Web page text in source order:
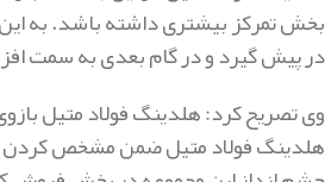
بخش تمرکز بیشتری داشته باشد. به
در پیش گیرد و در گام بعدی به سمت
وی تصریح کرد: هلدینگ فولاد متیل
هلدینگ فولاد متیل ضمن مشخص کردن